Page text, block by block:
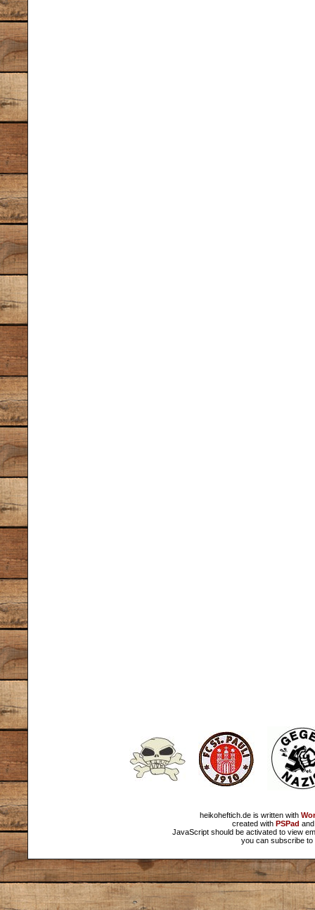
heikoheftich.de is written with
created with PSPad
JavaScript should be activated to view
you can subscribe